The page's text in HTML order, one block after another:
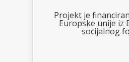
Projekt je
Europske unije iz
socijalnog